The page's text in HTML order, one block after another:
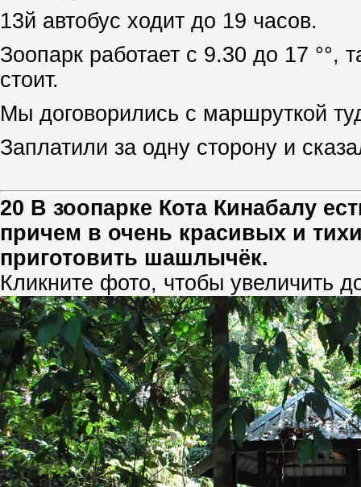
13й автобус ходит до 19 часов.
Зоопарк работает с 9.30 до 17 °°,
стоит.
Мы договорились с маршруткой
Заплатили за одну сторону и
20 В зоопарке Кота Кинабалу
причем в очень красивых и
приготовить шашлычёк.
Кликните фото, чтобы увеличить